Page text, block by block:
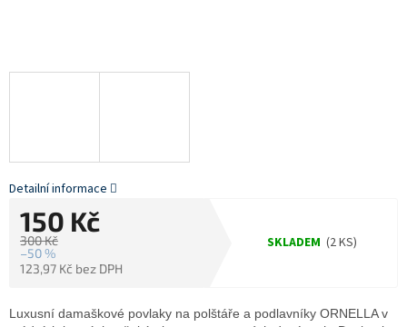
300 Kč
–50 %
150 Kč
123,97 Kč bez DPH
SKLADEM (2 KS)
Luxusní damaškové povlaky na polštáře a podlavníky ORNELLA v
Detailní informace